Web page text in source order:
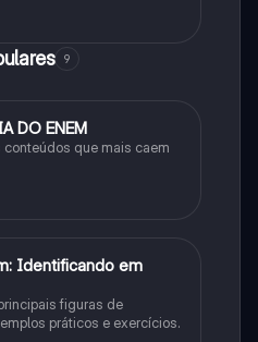
9
DO ENEM
que mais caem
Identificando em
figuras de
práticos e exercícios.